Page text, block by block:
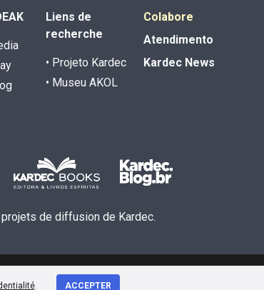
Liens de
recherche
• Projeto Kardec
• Museu AKOL
Colabore
Atendimento
Kardec News
de diffusion de Kardec.
. ACCEPTER